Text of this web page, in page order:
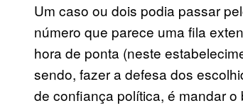
Um caso ou dois podia passar
número que parece uma fila
hora de ponta (neste
sendo, fazer a defesa dos
de confiança política, é mandar